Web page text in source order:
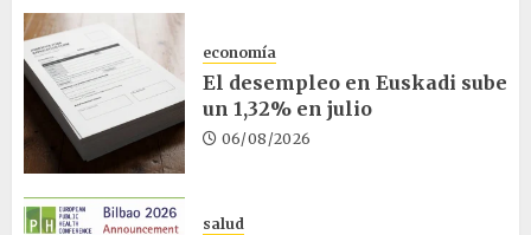
economía
El desempleo en Euskadi sube
un 1,32% en julio
06/08/2026
salud